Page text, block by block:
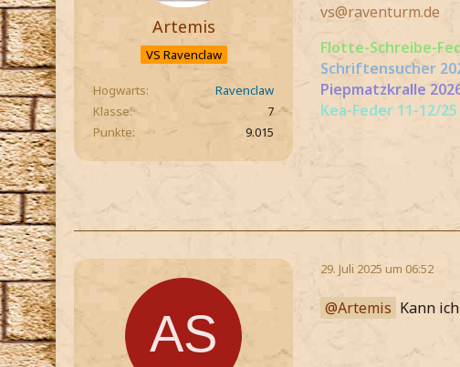
Artemis
VS Ravenclaw
Hogwarts
Ravenclaw
Klasse
7
Punkte
9.015
vs@raventurm.de
Flotte-Schreibe-
Schriftensucher
Piepmatzkralle
Kea-Feder 11-12/
29. Juli 2025 um 06:52
Artemis Kann